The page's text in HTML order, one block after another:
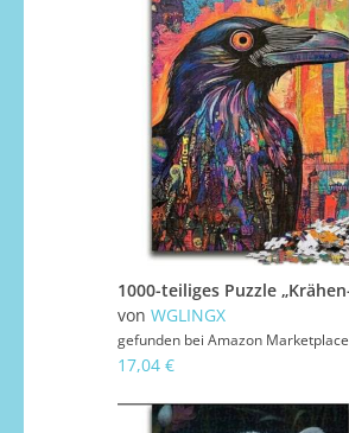
von WGLINGX
gefunden bei Amazon Marketplace
17,04 €